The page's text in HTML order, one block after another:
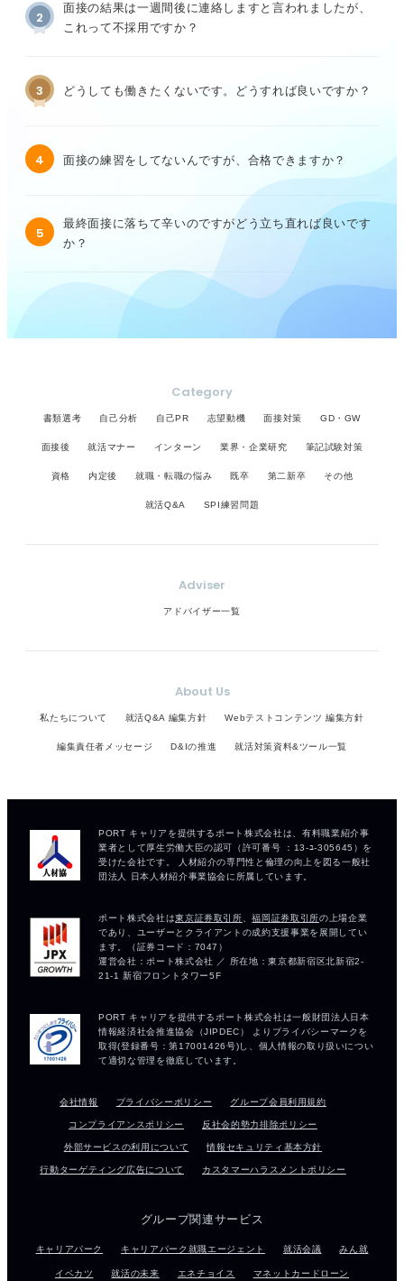
2
面接の結果は一週間後に連絡しますと言われましたが、
これって不採用ですか？
3 どうしても働きたくないです。どうすれば良いですか？
4 面接の練習をしてないんですが、合格できますか？
5
最終面接に落ちて辛いのですがどう立ち直れば良いです
か？
Category
書類選考 自己分析 自己PR 志望動機 面接対策 GD・GW
面接後 就活マナー インターン 業界・企業研究 筆記試験対策
資格 内定後 就職・転職の悩み 既卒 第二新卒 その他
就活Q&A SPI練習問題
Adviser
アドバイザー一覧
About Us
私たちについて 就活Q&A 編集方針 Webテストコンテンツ 編集方針
編集責任者メッセージ D&Iの推進 就活対策資料&ツール一覧
会社情報 プライバシーポリシー グループ会員利用規約
コンプライアンスポリシー 反社会的勢力排除ポリシー
外部サービスの利用について 情報セキュリティ基本方針
行動ターゲティング広告について カスタマーハラスメントポリシー